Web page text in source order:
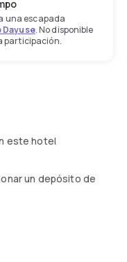
una escapada
Dayuse. No disponible
participación.
este hotel
un depósito de